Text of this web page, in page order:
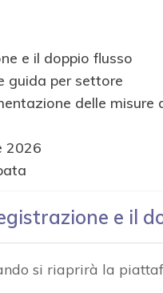
e il doppio flusso
guida per settore
delle misure
2026
e il
si riaprirà la